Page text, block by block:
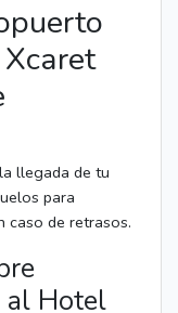
llegada de tu
para
caso de retrasos.
al Hotel